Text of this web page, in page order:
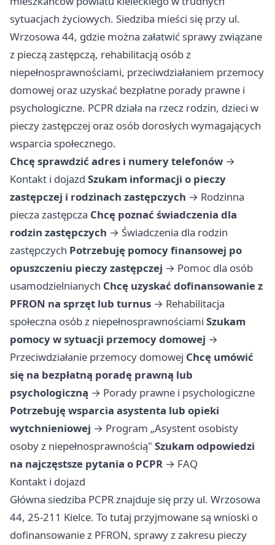
sytuacjach życiowych. Siedziba mieści się przy ul.
Wrzosowa 44, gdzie można załatwić sprawy związane
z pieczą zastępczą, rehabilitacją osób z
niepełnosprawnościami, przeciwdziałaniem przemocy
domowej oraz uzyskać bezpłatne porady prawne i
psychologiczne. PCPR działa na rzecz rodzin, dzieci w
pieczy zastępczej oraz osób dorosłych wymagających
wsparcia społecznego.
Chcę sprawdzić adres i numery telefonów →
Kontakt i dojazd Szukam informacji o pieczy
zastępczej i rodzinach zastępczych → Rodzinna
piecza zastępcza Chcę poznać świadczenia dla
rodzin zastępczych → Świadczenia dla rodzin
zastępczych Potrzebuję pomocy finansowej po
opuszczeniu pieczy zastępczej → Pomoc dla osób
usamodzielnianych Chcę uzyskać dofinansowanie z
PFRON na sprzęt lub turnus → Rehabilitacja
społeczna osób z niepełnosprawnościami Szukam
pomocy w sytuacji przemocy domowej →
Przeciwdziałanie przemocy domowej Chcę umówić
się na bezpłatną poradę prawną lub
psychologiczną → Porady prawne i psychologiczne
Potrzebuję wsparcia asystenta lub opieki
wytchnieniowej → Program „Asystent osobisty
osoby z niepełnosprawnością" Szukam odpowiedzi
na najczęstsze pytania o PCPR → FAQ
Kontakt i dojazd
Główna siedziba PCPR znajduje się przy ul. Wrzosowa
44, 25-211 Kielce. To tutaj przyjmowane są wnioski o
dofinansowanie z PFRON, sprawy z zakresu pieczy